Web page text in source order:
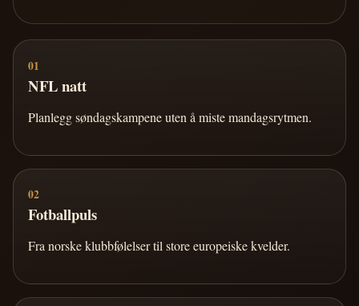
01
NFL natt
Planlegg søndagskampene uten å miste mandagsrytmen.
02
Fotballpuls
Fra norske klubbfølelser til store europeiske kvelder.